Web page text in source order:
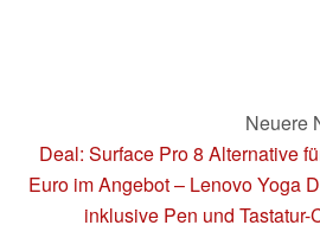
Neuere
Deal: Surface Pro 8 Alternative
Euro im Angebot – Lenovo Yoga
inklusive Pen und Tastatur-